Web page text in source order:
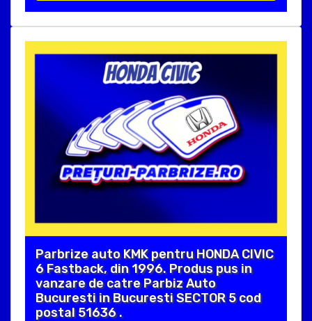
Parbrize auto KMK pentru HONDA CIVIC
6 Fastback, din 1996. Produs pus in
vanzare de catre Parbiz Auto
Bucuresti in Bucuresti SECTOR 5 cod
postal 51636 .